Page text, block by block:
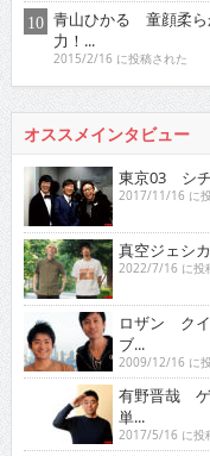
青山ひかる 童顔柔ら
力！...
2015/2/16 に投稿された
オススメインタビュー
東京03 シチ
2017/11/16 に
真空ジェシ
2022/7/16 に投
ロザン クイ
ブ...
2009/12/16 に
有野晋哉 ゲ
単...
2017/5/16 に投